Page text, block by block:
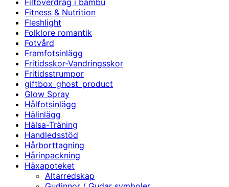
Filtöverdrag i bambu
Fitness & Nutrition
Fleshlight
Folklore romantik
Fotvård
Framfotsinlägg
Fritidsskor-Vandringsskor
Fritidsstrumpor
giftbox_ghost_product
Glow Spray
Hålfotsinlägg
Hälinlägg
Hälsa-Träning
Handledsstöd
Hårborttagning
Hårinpackning
Häxapoteket
Altarredskap